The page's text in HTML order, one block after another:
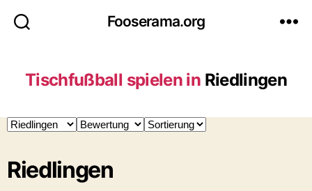
Fooserama.org
Tischfußball spielen in Riedlingen
Riedlingen